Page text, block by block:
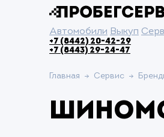
Автомобили Выкуп
+7 (8442) 20-42-29
+7 (8443) 29-24-47
Главная Сервис